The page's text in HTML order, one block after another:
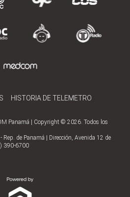
HISTORIA DE TELEMETRO
Panamá | Copyright © 2026. Todos los
de Panamá | Dirección, Avenida 12 de
390-6700